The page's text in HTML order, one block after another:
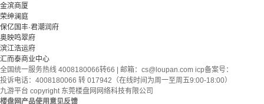
金滨商厦
荣绅澜庭
保亿国丰·君潮润府
奥映鸣翠府
滨江浩运府
汇而泰商业中心
全国统一服务热线 4008180066转66 | 邮箱： cs@loupan.com icp备案号：
投诉电话：4008180066 转 017942（在线时间为周一至周五9:00-18:00）
九游平台 copyright 东莞楼盘网网络科技有限公司
楼盘网产品使用意见反馈